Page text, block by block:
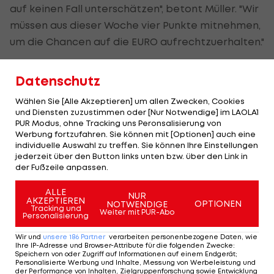
auf keinen Fall unterschätzen", betont Müller. "Wir
müssen aus dieser Woche vier Punkte mitnehmen,
um die Chancen auf die EURO aufrechtzuerhalten."
Ausgangslage in der Gruppe: "Das Unentschieden
gegen Rumänien, das sich wie ein Sieg angefühlt
hat, hat die Hoffnung auf eine erfolgreiche Quali
genährt. Wenn wir alles auf dieses letzte Spiel in
der Quali ausrichten wollen, müssen wir die beiden
Spiele gegen Färöer gewinnen. Das ist unsere
Pflicht."
Müller muss auf Ausfälle reagieren
Der Teamchef muss allerdings auf wichtige
Spielerinnen verzichten. Nina Neidhart von Hypo
Datenschutz
Wählen Sie [Alle Akzeptieren] um allen Zwecken, Cookies
und Diensten zuzustimmen oder [Nur Notwendige] im LAOLA1
PUR Modus, ohne Tracking uns Peronsalisierung von
Werbung fortzufahren. Sie können mit [Optionen] auch eine
individuelle Auswahl zu treffen. Sie können Ihre Einstellungen
jederzeit über den Button links unten bzw. über den Link in
der Fußzeile anpassen.
ALLE
AKZEPTIEREN
Tracking und
Personalisierung
NUR
NOTWENDIGE
Weiter mit PUR-Abo
OPTIONEN
Wir und unsere 186 Partner verarbeiten personenbezogene Daten, wie
Ihre IP-Adresse und Browser-Attribute für die folgenden Zwecke:
Speichern von oder Zugriff auf Informationen auf einem Endgerät;
Personalisierte Werbung und Inhalte, Messung von Werbeleistung und
der Performance von Inhalten, Zielgruppenforschung sowie Entwicklung